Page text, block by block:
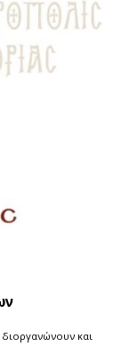
και